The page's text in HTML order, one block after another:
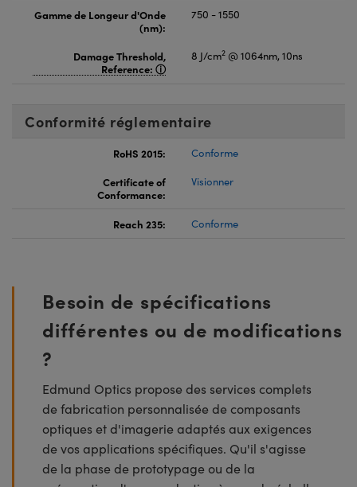
Gamme de Longeur d'Onde
(nm):
750 - 1550
Damage Threshold,
Reference:
8 J/cm2 @ 1064nm, 10ns
Conformité réglementaire
RoHS 2015:
Conforme
Certificate of
Conformance:
Visionner
Reach 235: Conforme
Besoin de spécifications
différentes ou de modifications
?
Edmund Optics propose des services complets
de fabrication personnalisée de composants
optiques et d'imagerie adaptés aux exigences
de vos applications spécifiques. Qu'il s'agisse
de la phase de prototypage ou de la